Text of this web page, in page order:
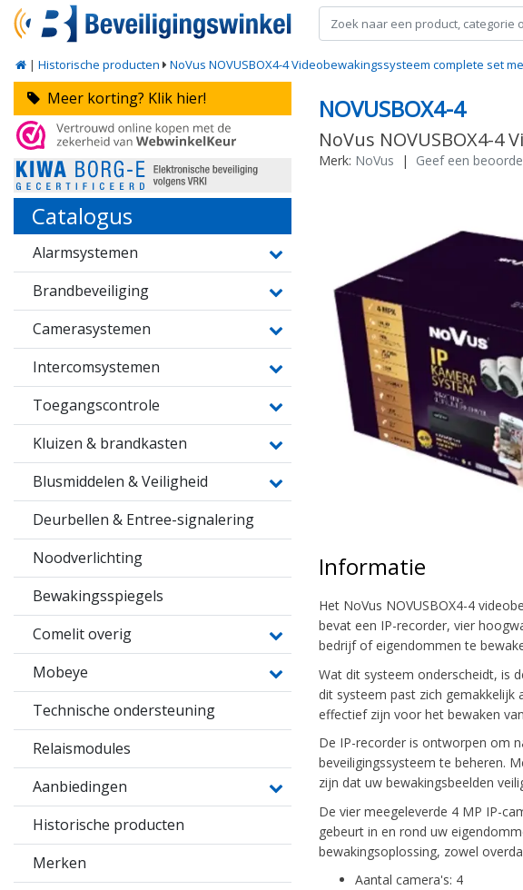
| Historische producten NoVus NOVUSBOX4-4 Videobewakingssysteem complete set
Meer korting? Klik hier!
Catalogus
Alarmsystemen
Brandbeveiliging
Camerasystemen
Intercomsystemen
Toegangscontrole
Kluizen & brandkasten
Blusmiddelen & Veiligheid
Deurbellen & Entree-signalering
Noodverlichting
Bewakingsspiegels
Comelit overig
Mobeye
Technische ondersteuning
Relaismodules
Aanbiedingen
Historische producten
Merken
NOVUSBOX4-4
NoVus NOVUSBOX4-
Merk: NoVus | Geef een
Informatie
Het NoVus NOVUSBOX4-4
bevat een IP-recorder, vier
bedrijf of eigendommen te
Wat dit systeem onderscheidt, is
dit systeem past zich
effectief zijn voor het bewaken
De IP-recorder is ontworpen om
beveiligingssysteem te beheren.
zijn dat uw bewakingsbeelden
De vier meegeleverde 4 MP IP-
gebeurt in en rond uw
bewakingsoplossing, zowel
Aantal camera's: 4